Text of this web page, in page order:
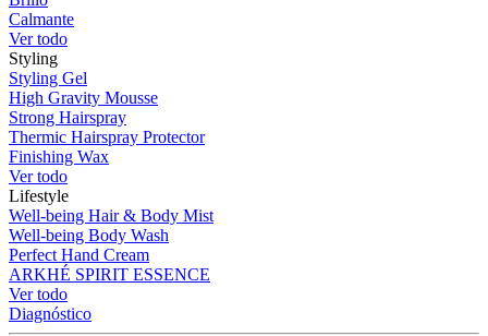
Calmante
Ver todo
Styling
Styling Gel
High Gravity Mousse
Strong Hairspray
Thermic Hairspray Protector
Finishing Wax
Ver todo
Lifestyle
Well-being Hair & Body Mist
Well-being Body Wash
Perfect Hand Cream
ARKHÉ SPIRIT ESSENCE
Ver todo
Diagnóstico